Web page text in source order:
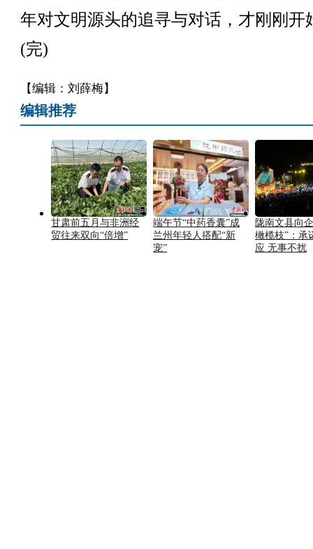
年对文明源头的追寻与对话，才刚刚开
(完)
【编辑：刘薛梅】
编辑推荐
甘肃前五月与非洲经
贸往来双向“倍增”
端午节“中药香囊”成
兰州年轻人搭配“新
宠”
陇南文县向
橄榄枝”：承
应 无事不扰